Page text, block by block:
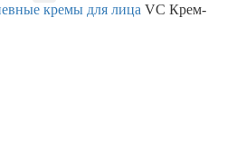
кремы для лица VC Крем-